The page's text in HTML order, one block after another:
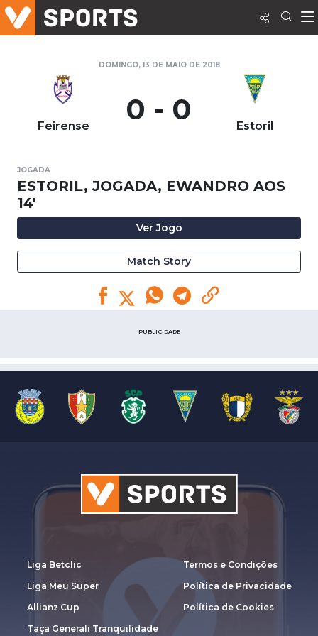
DOMINGO, 13 DE MAIO DE 2018
Feirense 0 - 0 Estoril
JOGADA
ESTORIL, JOGADA, EWANDRO AOS
14'
Ver Jogo
Match Story
PUBLICIDADE
Liga Betclic
Liga Meu Super
Allianz Cup
Taça Generali Tranquilidade
Termos e Condições
Política de Privacidade
Política de Cookies